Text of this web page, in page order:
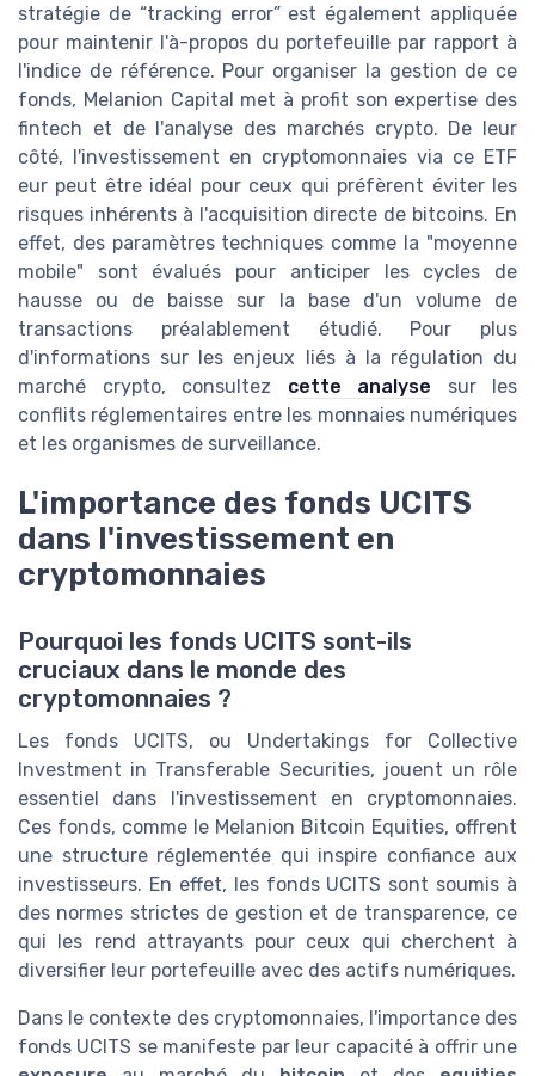
stratégie de “tracking error” est également appliquée
pour maintenir l'à-propos du portefeuille par rapport à
l'indice de référence. Pour organiser la gestion de ce
fonds, Melanion Capital met à profit son expertise des
fintech et de l'analyse des marchés crypto. De leur
côté, l'investissement en cryptomonnaies via ce ETF
eur peut être idéal pour ceux qui préfèrent éviter les
risques inhérents à l'acquisition directe de bitcoins. En
effet, des paramètres techniques comme la "moyenne
mobile" sont évalués pour anticiper les cycles de
hausse ou de baisse sur la base d'un volume de
transactions préalablement étudié. Pour plus
d'informations sur les enjeux liés à la régulation du
marché crypto, consultez cette analyse sur les
conflits réglementaires entre les monnaies numériques
et les organismes de surveillance.
L'importance des fonds UCITS
dans l'investissement en
cryptomonnaies
Pourquoi les fonds UCITS sont-ils
cruciaux dans le monde des
cryptomonnaies ?
Les fonds UCITS, ou Undertakings for Collective
Investment in Transferable Securities, jouent un rôle
essentiel dans l'investissement en cryptomonnaies.
Ces fonds, comme le Melanion Bitcoin Equities, offrent
une structure réglementée qui inspire confiance aux
investisseurs. En effet, les fonds UCITS sont soumis à
des normes strictes de gestion et de transparence, ce
qui les rend attrayants pour ceux qui cherchent à
diversifier leur portefeuille avec des actifs numériques.
Dans le contexte des cryptomonnaies, l'importance des
fonds UCITS se manifeste par leur capacité à offrir une